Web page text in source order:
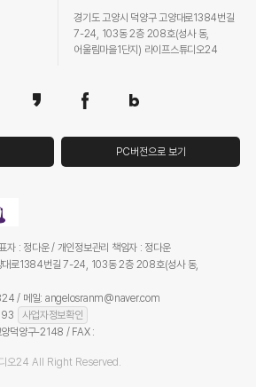
경기도 고양시 덕양구 고양대로1384번길
7-24, 103동 2층 208호(성사 동,
어울림마을1단지) 라이프스튜디오24
PC버전으로 보기
자 : 정다운 / 개인정보관리 책임자 : 정다운
대로1384번길 7-24, 103동 2층 208호(성사 동,
/ 메일: angelosranm@naver.com
사업자정보확인
덕양구-2148 / FAX :
오24 All Right Reserved.